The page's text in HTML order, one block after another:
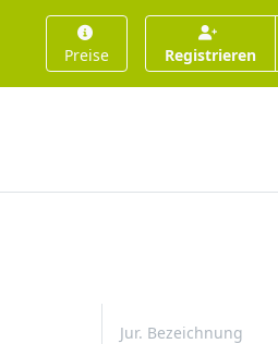
Preise Registrieren
Jur. Bezeichnung